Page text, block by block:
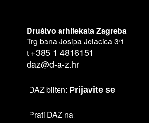
Društvo arhitekata Zagreba
Trg bana Josipa Jelacica 3/1
t +385 1 4816151
daz@d-a-z.hr
DAZ bilten: Prijavite se
Prati DAZ na: